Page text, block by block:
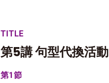
TITLE
第5講 句型代換活動
第1節